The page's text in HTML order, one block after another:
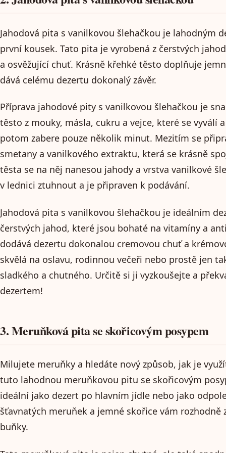
Jahodová pita s vanilkovou šlehačkou je lahodným
první kousek. Tato pita je vyrobená z čerstvých
a osvěžující chuť. Krásně křehké těsto doplňuje
dává celému dezertu dokonalý závěr.
Příprava jahodové pity s vanilkovou šlehačkou je
těsto z mouky, másla, cukru a vejce, které se vyválí
potom zabere pouze několik minut. Mezitím se
smetany a vanilkového extraktu, která se krásně
těsta se na něj nanesou jahody a vrstva vanilkové
v lednici ztuhnout a je připraven k podávání.
Jahodová pita s vanilkovou šlehačkou je ideálním
čerstvých jahod, které jsou bohaté na vitamíny a
dodává dezertu dokonalou cremovou chuť a
skvělá na oslavu, rodinnou večeři nebo prostě jen
sladkého a chutného. Určitě si ji vyzkoušejte a
dezertem!
3. Meruňková pita se skořicovým posypem
Milujete meruňky a hledáte nový způsob, jak je
tuto lahodnou meruňkovou pitu se skořicovým
ideální jako dezert po hlavním jídle nebo jako
šťavnatých meruňek a jemné skořice vám rozhodně
buňky.